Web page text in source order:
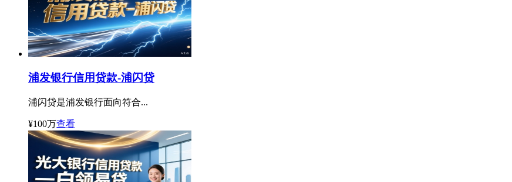
浦发银行信用贷款-浦闪贷
浦闪贷是浦发银行面向符合...
¥100万查看